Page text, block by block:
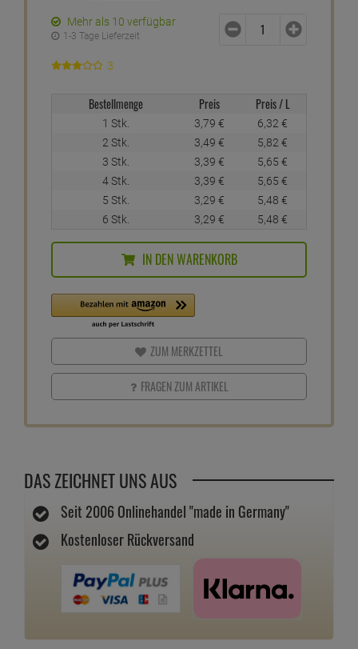
Mehr als 10 verfügbar
1-3 Tage Lieferzeit
3
Bestellmenge Preis Preis / L
1 Stk. 3, 79 € 6, 32 €
2 Stk.
3, 49 € 5, 82 €
3 Stk.
3, 39 € 5, 65 €
4 Stk.
3, 39 € 5, 65 €
5 Stk.
3, 29 € 5, 48 €
6 Stk.
3, 29 € 5, 48 €
IN DEN WARENKORB
ZUM MERKZETTEL
FRAGEN ZUM ARTIKEL
DAS ZEICHNET UNS AUS
Seit 2006 Onlinehandel "made in Germany"
Kostenloser Rückversand